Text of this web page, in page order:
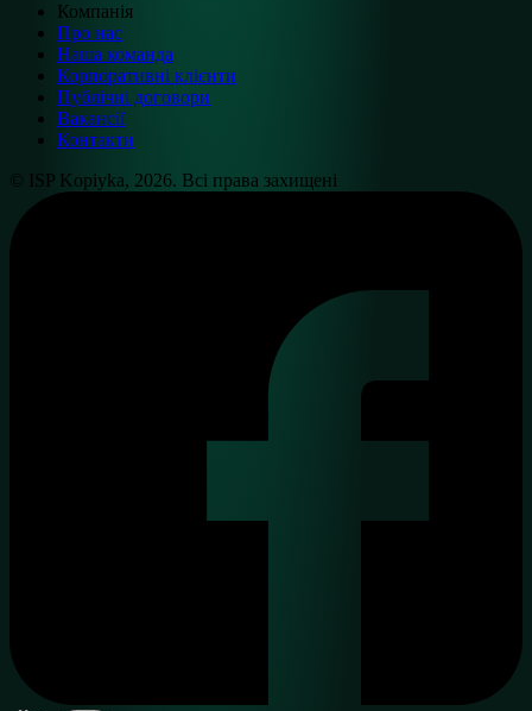
Компанія
Про нас
Наша команда
Корпоративні клієнти
Публічні договори
Вакансії
Контакти
© ISP Kopiyka, 2026. Всі права захищені